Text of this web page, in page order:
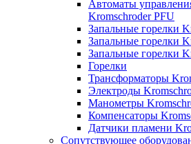
Автоматы
Kromschroder PFU
Запальные горелки
Запальные горелки
Запальные горелки
Горелки
Трансформаторы
Электроды
Манометры
Компенсаторы
Датчики пламени
Сопутствующее